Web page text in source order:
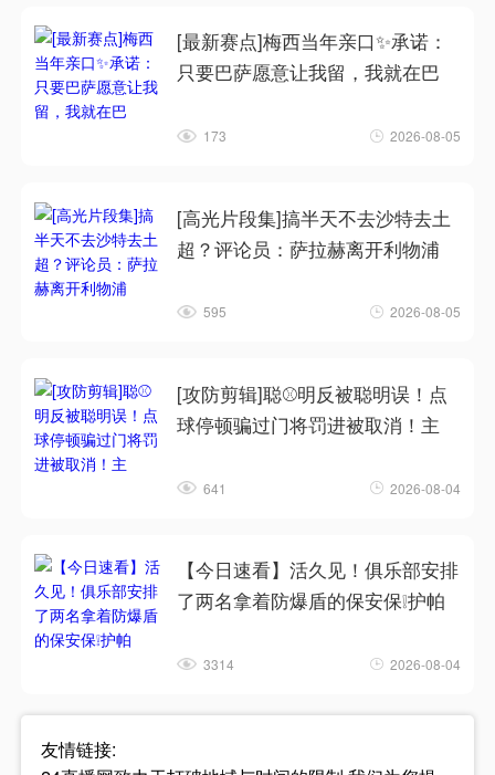
[最新赛点]梅西当年亲口✨承诺：
只要巴萨愿意让我留，我就在巴
173 2026-08-05
[高光片段集]搞半天不去沙特去土
超？评论员：萨拉赫离开利物浦
595 2026-08-05
[攻防剪辑]聪⚾明反被聪明误！点
球停顿骗过门将罚进被取消！主
641 2026-08-04
【今日速看】活久见！俱乐部安排
了两名拿着防爆盾的保安保❕护帕
3314 2026-08-04
友情链接: